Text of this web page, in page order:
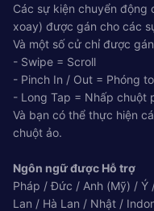
Các sự kiện chuyển
xoay) được gán cho các
Và một số cử chỉ được
- Swipe = Scroll
- Pinch In / Out = Phóng
- Long Tap = Nhấp chuột
Và bạn có thể thực hiện
chuột ảo.
Ngôn ngữ được Hỗ trợ
Pháp / Đức / Anh (Mỹ) / Ý
Lan / Hà Lan / Nhật /